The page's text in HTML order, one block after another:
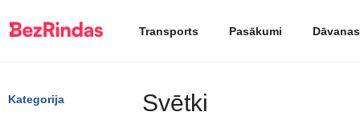
Transports Pasākumi Dāvanas
Kategorija Svētki